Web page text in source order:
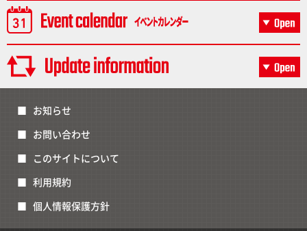
お知らせ
お問い合わせ
このサイトについて
利用規約
個人情報保護方針